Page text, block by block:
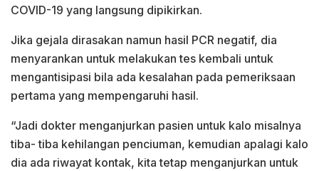
COVID-19 yang langsung dipikirkan.
Jika gejala dirasakan namun hasil PCR negatif, dia
menyarankan untuk melakukan tes kembali untuk
mengantisipasi bila ada kesalahan pada pemeriksaan
pertama yang mempengaruhi hasil.
“Jadi dokter menganjurkan pasien untuk kalo misalnya
tiba- tiba kehilangan penciuman, kemudian apalagi kalo
dia ada riwayat kontak, kita tetap menganjurkan untuk